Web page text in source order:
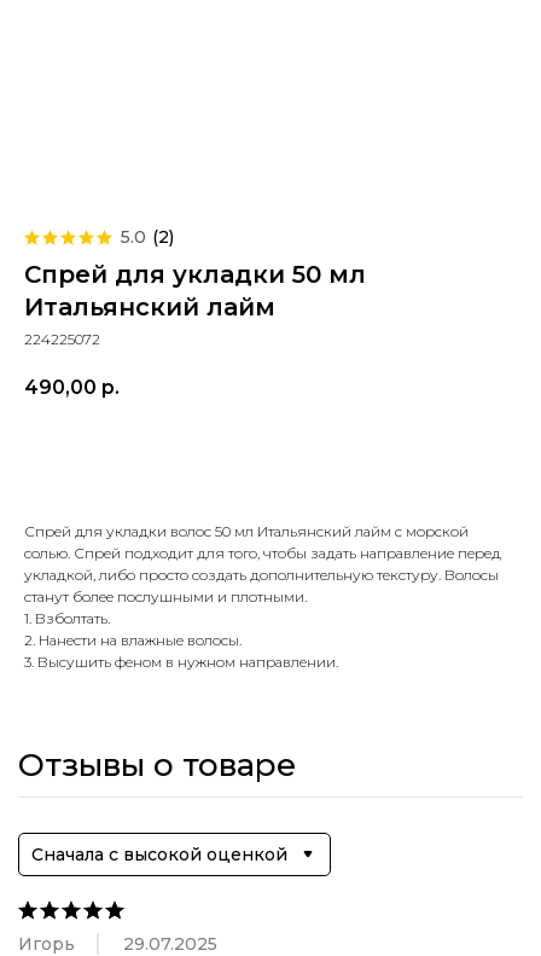
5.0 (2)
Спрей для укладки 50 мл
Итальянский лайм
224225072
490,00 р.
Спрей для укладки волос 50 мл Итальянский лайм с морской
солью. Спрей подходит для того, чтобы задать направление перед
укладкой, либо просто создать дополнительную текстуру. Волосы
станут более послушными и плотными.
1. Взболтать.
2. Нанести на влажные волосы.
3. Высушить феном в нужном направлении.
Отзывы о товаре
Сначала с высокой оценкой
Игорь 29.07.2025